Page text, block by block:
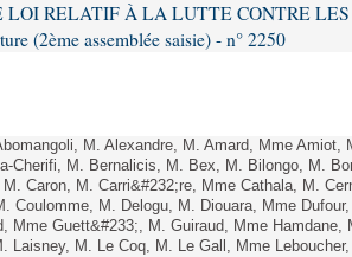
LOI RELATIF À LA LUTTE CONTRE
(2ème assemblée saisie) - n° 2250
M. Alexandre, M. Amard, Mme Amiot,
Cherifi, M. Bernalicis, M. Bex, M. Bilongo, M.
Caron, M. Carri&#232;re, Mme Cathala, M.
Coulomme, M. Delogu, M. Diouara, Mme
Mme Guett&#233;, M. Guiraud, Mme Hamdane,
Laisney, M. Le Coq, M. Le Gall, Mme